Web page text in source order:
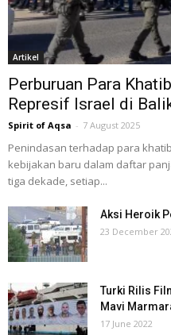
Artikel
Perburuan Para
Represif Israel di
Spirit of Aqsa - 7 August 2025
Penindasan terhadap para
kebijakan baru dalam daftar
tiga dekade, setiap...
Aksi Heroik
23 December
Turki Rilis
Mavi
17 June 2022